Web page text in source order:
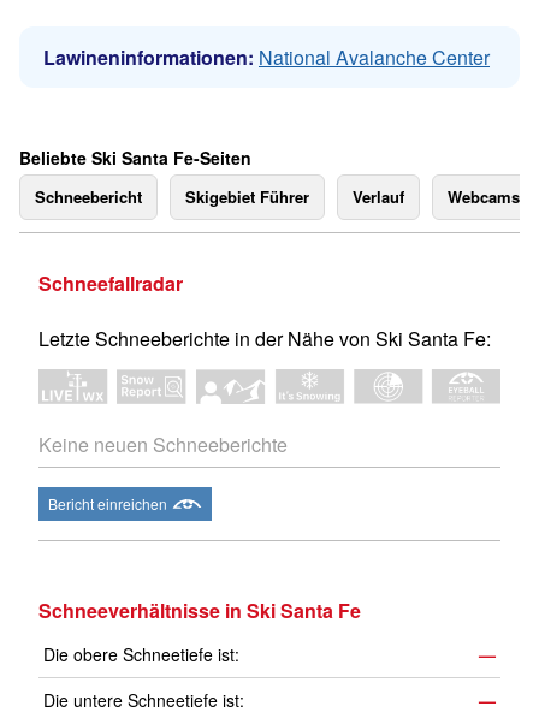
Lawineninformationen: National Avalanche Center
Beliebte Ski Santa Fe-Seiten
Schneebericht Skigebiet Führer Verlauf Webcams
Schneefallradar
Letzte Schneeberichte in der Nähe von Ski Santa Fe:
Keine neuen Schneeberichte
Bericht einreichen
Schneeverhältnisse in Ski Santa Fe
Die obere Schneetiefe ist:
—
Die untere Schneetiefe ist:
—